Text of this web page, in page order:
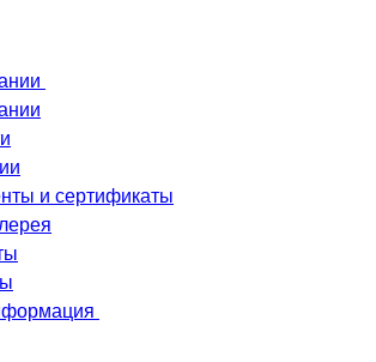
и сертификаты